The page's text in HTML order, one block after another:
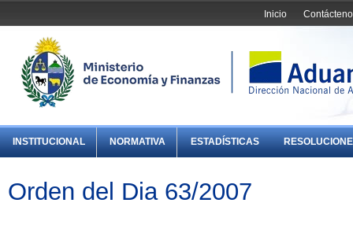
Inicio
INSTITUCIONAL NORMATIVA ESTADÍSTICAS
Orden del Dia 63/2007